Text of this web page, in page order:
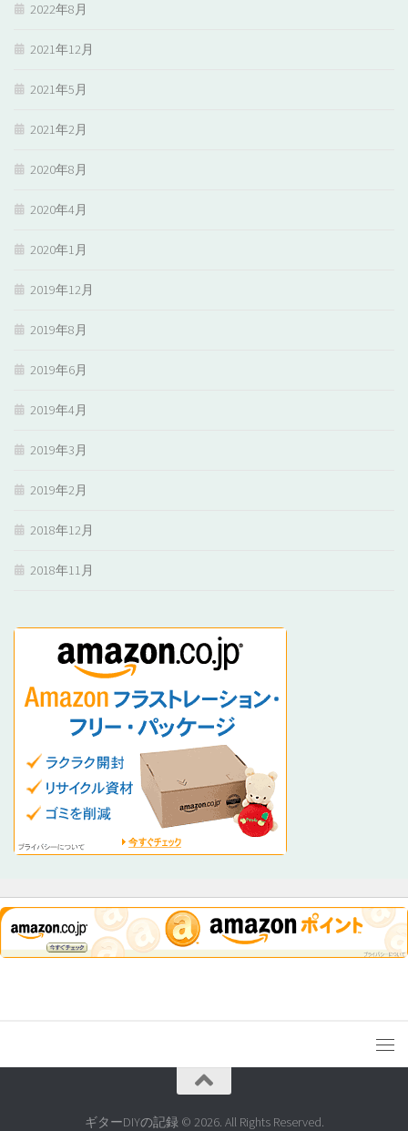
2022年8月
2021年12月
2021年5月
2021年2月
2020年8月
2020年4月
2020年1月
2019年12月
2019年8月
2019年6月
2019年4月
2019年3月
2019年2月
2018年12月
2018年11月
ギターDIYの記録 © 2026. All Rights Reserved.